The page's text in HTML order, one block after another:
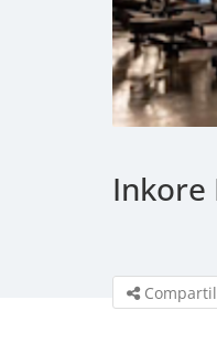
Inkore